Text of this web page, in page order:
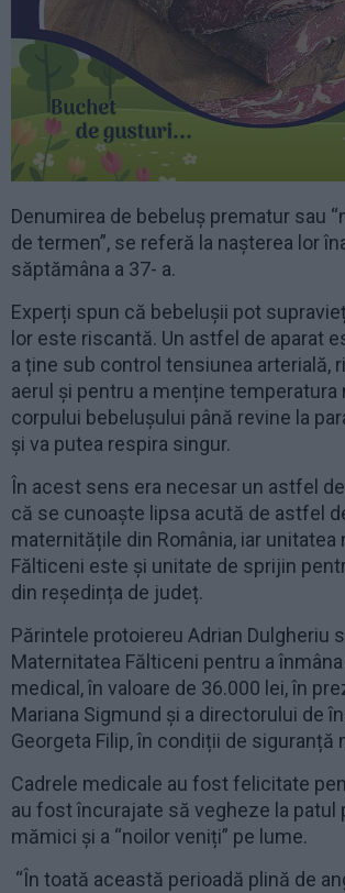
Denumirea de bebeluș prematur sau
de termen”, se referă la nașterea lor
săptămâna a 37- a.
Experți spun că bebelușii pot
lor este riscantă. Un astfel de aparat
a ține sub control tensiunea arterială,
aerul și pentru a menține temperatura
corpului bebelușului până revine la
și va putea respira singur.
În acest sens era necesar un astfel
că se cunoaște lipsa acută de astfel
maternitățile din România, iar unitatea
Fălticeni este și unitate de sprijin
din reședința de județ.
Părintele protoiereu Adrian Dulgheriu
Maternitatea Fălticeni pentru a
medical, în valoare de 36.000 lei, în
Mariana Sigmund și a directorului de
Georgeta Filip, în condiții de siguranță
Cadrele medicale au fost felicitate
au fost încurajate să vegheze la patul
mămici și a “noilor veniți” pe lume.
“În toată această perioadă plină de